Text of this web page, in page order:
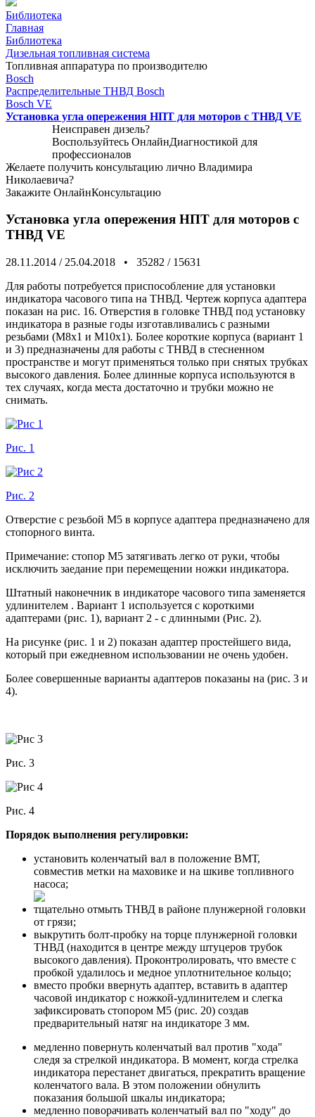
Библиотека
Главная
Библиотека
Дизельная топливная система
Топливная аппаратура по производителю
Bosch
Распределительные ТНВД Bosch
Bosch VE
Установка угла опережения НПТ для моторов с ТНВД VE
Неисправен дизель?
Воспользуйтесь ОнлайнДиагностикой для
профессионалов
Желаете получить консультацию лично Владимира
Николаевича?
Закажите ОнлайнКонсультацию
Установка угла опережения НПТ для моторов с
ТНВД VE
28.11.2014 / 25.04.2018 • 35282 / 15631
Для работы потребуется приспособление для установки
индикатора часового типа на ТНВД. Чертеж корпуса адаптера
показан на рис. 16. Отверстия в головке ТНВД под установку
индикатора в разные годы изготавливались с разными
резьбами (М8х1 и М10х1). Более короткие корпуса (вариант 1
и 3) предназначены для работы с ТНВД в стесненном
пространстве и могут применяться только при снятых трубках
высокого давления. Более длинные корпуса используются в
тех случаях, когда места достаточно и трубки можно не
снимать.
Рис. 1
Рис. 2
Отверстие с резьбой М5 в корпусе адаптера предназначено для
стопорного винта.
Примечание: стопор М5 затягивать легко от руки, чтобы
исключить заедание при перемещении ножки индикатора.
Штатный наконечник в индикаторе часового типа заменяется
удлинителем . Вариант 1 используется с короткими
адаптерами (рис. 1), вариант 2 - с длинными (Рис. 2).
На рисунке (рис. 1 и 2) показан адаптер простейшего вида,
который при ежедневном использовании не очень удобен.
Более совершенные варианты адаптеров показаны на (рис. 3 и
4).
Рис. 3
Рис. 4
Порядок выполнения регулировки:
установить коленчатый вал в положение ВМТ,
совместив метки на маховике и на шкиве топливного
насоса;
тщательно отмыть ТНВД в районе плунжерной головки
от грязи;
выкрутить болт-пробку на торце плунжерной головки
ТНВД (находится в центре между штуцеров трубок
высокого давления). Проконтролировать, что вместе с
пробкой удалилось и медное уплотнительное кольцо;
вместо пробки ввернуть адаптер, вставить в адаптер
часовой индикатор с ножкой-удлинителем и слегка
зафиксировать стопором М5 (рис. 20) создав
предварительный натяг на индикаторе 3 мм.
медленно повернуть коленчатый вал против "хода"
следя за стрелкой индикатора. В момент, когда стрелка
индикатора перестанет двигаться, прекратить вращение
коленчатого вала. В этом положении обнулить
показания большой шкалы индикатора;
медленно поворачивать коленчатый вал по "ходу" до